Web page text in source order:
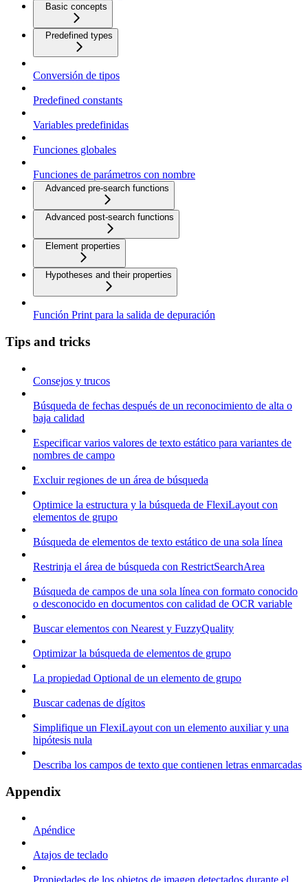
Basic concepts
Predefined types
Conversión de tipos
Predefined constants
Variables predefinidas
Funciones globales
Funciones de parámetros con nombre
Advanced pre-search functions
Advanced post-search functions
Element properties
Hypotheses and their properties
Función Print para la salida de depuración
Tips and tricks
Consejos y trucos
Búsqueda de fechas después de un reconocimiento de alta o
baja calidad
Especificar varios valores de texto estático para variantes de
nombres de campo
Excluir regiones de un área de búsqueda
Optimice la estructura y la búsqueda de FlexiLayout con
elementos de grupo
Búsqueda de elementos de texto estático de una sola línea
Restrinja el área de búsqueda con RestrictSearchArea
Búsqueda de campos de una sola línea con formato conocido
o desconocido en documentos con calidad de OCR variable
Buscar elementos con Nearest y FuzzyQuality
Optimizar la búsqueda de elementos de grupo
La propiedad Optional de un elemento de grupo
Buscar cadenas de dígitos
Simplifique un FlexiLayout con un elemento auxiliar y una
hipótesis nula
Describa los campos de texto que contienen letras enmarcadas
Appendix
Apéndice
Atajos de teclado